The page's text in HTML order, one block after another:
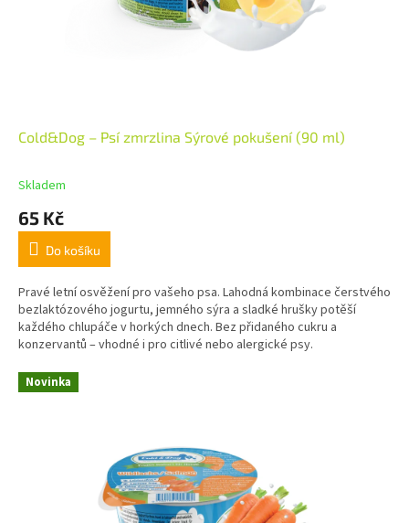
Cold&Dog – Psí zmrzlina Sýrové pokušení (90 ml)
Skladem
65 Kč
Do košíku
Pravé letní osvěžení pro vašeho psa. Lahodná kombinace čerstvého
bezlaktózového jogurtu, jemného sýra a sladké hrušky potěší
každého chlupáče v horkých dnech. Bez přidaného cukru a
konzervantů – vhodné i pro citlivé nebo alergické psy.
Novinka